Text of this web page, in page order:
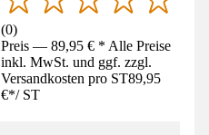
(0)
Preis — 89,95 € * Alle Preise
inkl. MwSt. und ggf. zzgl.
Versandkosten pro ST89,95
€*/ ST